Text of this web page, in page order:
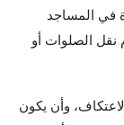
في المساجد
نقل الصلوات أو
وأن يكون